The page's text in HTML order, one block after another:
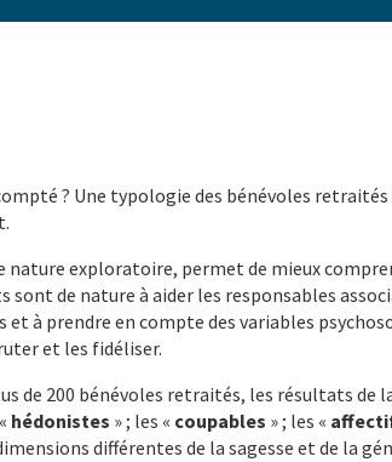
? Une typologie des bénévoles retraités
nature exploratoire, permet de mieux
de nature à aider les responsables
à prendre en compte des variables
et les fidéliser.
de 200 bénévoles retraités, les résultats de
hédonistes » ; les « coupables » ; les «
différentes de la sagesse et de la